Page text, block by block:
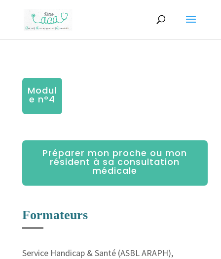
Modul
e n°4
Préparer mon proche ou mon
résident à sa consultation
médicale
Formateurs
Service Handicap & Santé (ASBL ARAPH),